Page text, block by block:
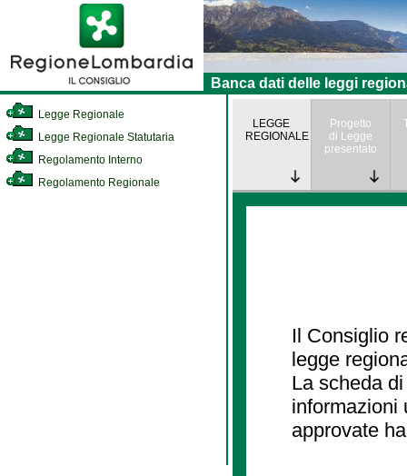
Banca dati delle leggi
Legge Regionale
Legge Regionale Statutaria
Regolamento Interno
Regolamento Regionale
LEGGE
REGIONALE
Progetto
di Legge
presentato
Il Consiglio
legge
La scheda
informazioni
approvate